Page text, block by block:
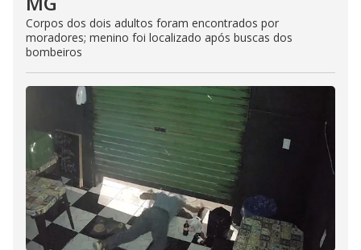
Corpos dos dois adultos foram encontrados por
moradores; menino foi localizado após buscas dos
bombeiros